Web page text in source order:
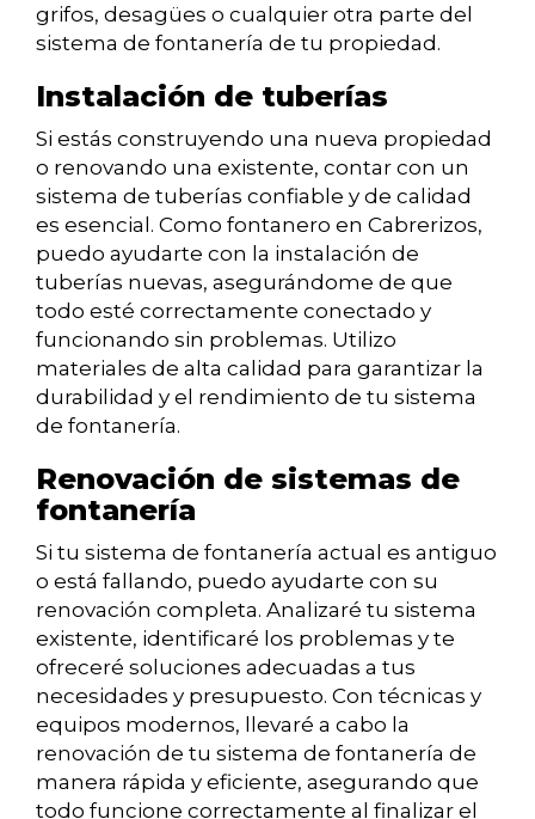
grifos, desagües o cualquier otra parte del
sistema de fontanería de tu propiedad.
Instalación de tuberías
Si estás construyendo una nueva propiedad
o renovando una existente, contar con un
sistema de tuberías confiable y de calidad
es esencial. Como fontanero en Cabrerizos,
puedo ayudarte con la instalación de
tuberías nuevas, asegurándome de que
todo esté correctamente conectado y
funcionando sin problemas. Utilizo
materiales de alta calidad para garantizar la
durabilidad y el rendimiento de tu sistema
de fontanería.
Renovación de sistemas de
fontanería
Si tu sistema de fontanería actual es antiguo
o está fallando, puedo ayudarte con su
renovación completa. Analizaré tu sistema
existente, identificaré los problemas y te
ofreceré soluciones adecuadas a tus
necesidades y presupuesto. Con técnicas y
equipos modernos, llevaré a cabo la
renovación de tu sistema de fontanería de
manera rápida y eficiente, asegurando que
todo funcione correctamente al finalizar el